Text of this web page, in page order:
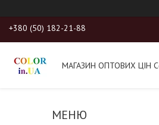
+380 (50) 182-21-88
МАГАЗИН ОПТОВИХ ЦІН